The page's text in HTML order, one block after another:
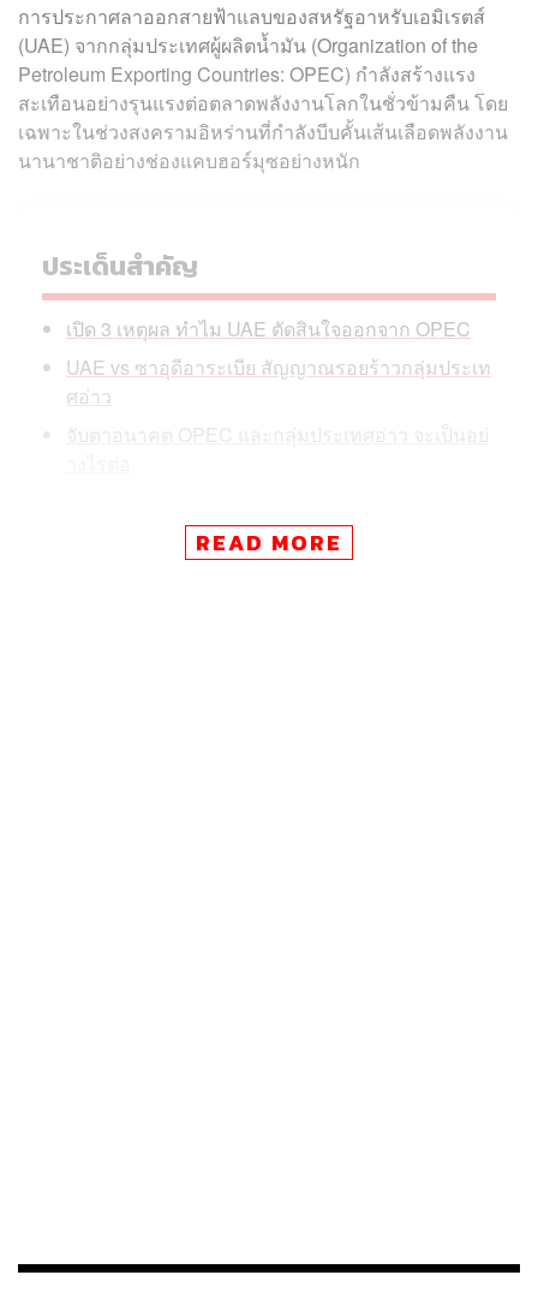
การประกาศลาออกสายฟ้าแลบของสหรัฐอาหรับเอมิเรตส์
(UAE) จากกลุ่มประเทศผู้ผลิตน้ำมัน (Organization of the
Petroleum Exporting Countries: OPEC) กำลังสร้างแรง
สะเทือนอย่างรุนแรงต่อตลาดพลังงานโลกในชั่วข้ามคืน โดย
เฉพาะในช่วงสงครามอิหร่านที่กำลังบีบคั้นเส้นเลือดพลังงาน
นานาชาติอย่างช่องแคบฮอร์มุซอย่างหนัก
ประเด็นสำคัญ
เปิด 3 เหตุผล ทำไม UAE ตัดสินใจออกจาก OPEC
UAE vs ซาอุดีอาระเบีย สัญญาณรอยร้าวกลุ่มประเท
ศอ่าว
จับตาอนาคต OPEC และกลุ่มประเทศอ่าว จะเป็นอย่
แต่สิ่งที่น่าจับตาในระยะยาว คือ ‘รอยร้าว’ ภายในกลุ่ม
2019 เพราะ UAE มีกำลังการผลิตน้ำมันสูง รวมถึงมีบทบาท
READ MORE